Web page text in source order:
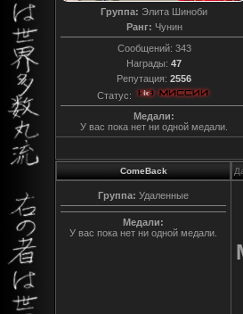
Группа: Элита Шиноби
Ранг: Чунин
Сообщений: 343
Награды: 47
Репутация: 2556
Статус:
Медали:
У вас пока нет ни одной медали.
ComeBack
Группа: Удаленные
Медали:
У вас пока нет ни одной медали.